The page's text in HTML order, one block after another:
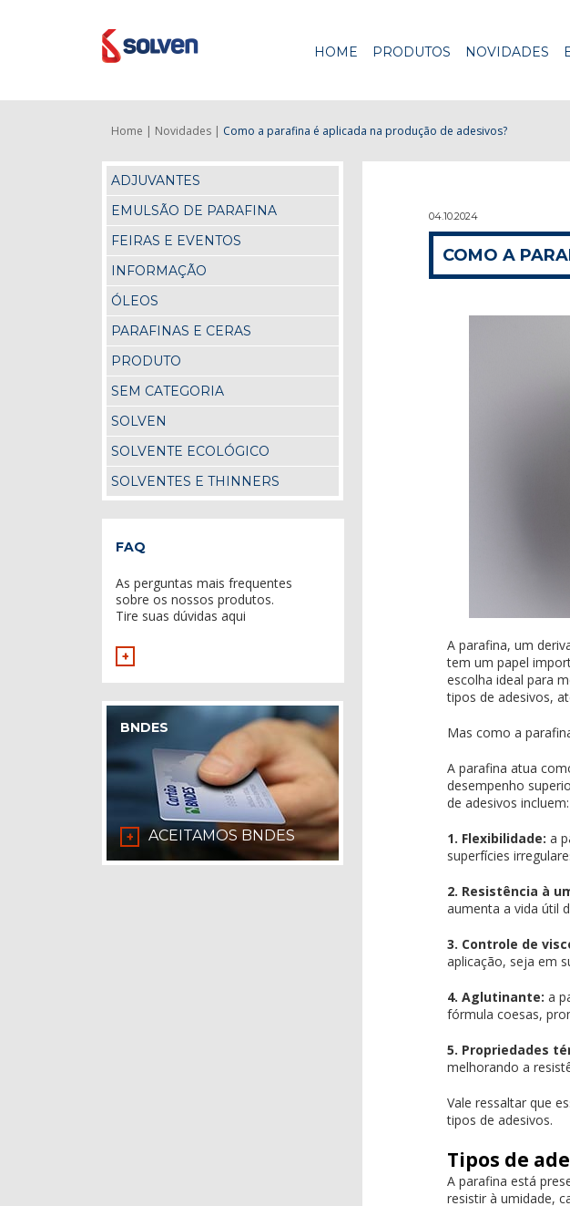
HOME PRODUTOS NOVIDADES
Home | Novidades | Como a parafina é aplicada na produção de adesivos?
ADJUVANTES
EMULSÃO DE PARAFINA
FEIRAS E EVENTOS
INFORMAÇÃO
ÓLEOS
PARAFINAS E CERAS
PRODUTO
SEM CATEGORIA
SOLVEN
SOLVENTE ECOLÓGICO
SOLVENTES E THINNERS
FAQ
As perguntas mais frequentes
sobre os nossos produtos.
Tire suas dúvidas aqui
+
BNDES
+ ACEITAMOS BNDES
04.10.2024
COMO A
A parafina, um
tem um papel
escolha ideal para
tipos de adesivos,
Mas como a
A parafina atua
desempenho
de adesivos incluem:
1. Flexibilidade: a
superfícies
2. Resistência à
aumenta a vida útil
3. Controle de
aplicação, seja em
4. Aglutinante: a
fórmula coesas,
5. Propriedades
melhorando a
Vale ressaltar que
tipos de adesivos.
Tipos de
A parafina está
resistir à umidade,